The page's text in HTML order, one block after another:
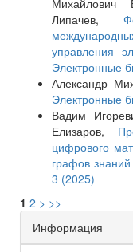
Михайлович
Липачев,
управления
Электронные
Александр
Электронные
Вадим
Елизаров,
цифрового
графов знаний
3 (2025)
1 2 > >>
Информация